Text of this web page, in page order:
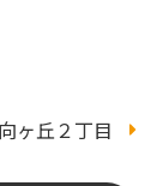
丘２丁目